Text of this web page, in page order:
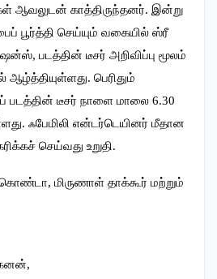
ஆவலுடன் காத்திருந்தனர். இன்று
பூர்த்தி செய்யும் வகையில் ஸ்ரீ
படத்தின் டீசர் அறிவிப்பு மூலம்
ஆழ்த்தியுள்ளது. பெரிதும்
படத்தின் டீசர் நாளை மாலை 6.30
ஃபேமிலி என்டர்டெயினர் மீதான
செய்வது உறுதி.
மிருணாள் தாக்கூர் மற்றும்